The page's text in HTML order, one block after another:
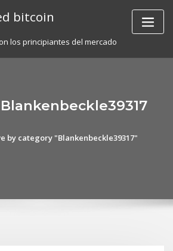
bitcoin
los principiantes del mercado
by category "Blankenbeckle39317"